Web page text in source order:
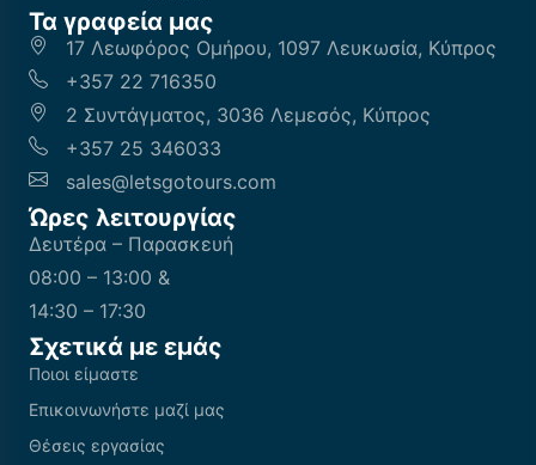
Τα γραφεία μας
17 Λεωφόρος Ομήρου, 1097 Λευκωσία, Κύπρος
+357 22 716350
2 Συντάγματος, 3036 Λεμεσός, Κύπρος
+357 25 346033
sales@letsgotours.com
Ώρες λειτουργίας
Δευτέρα – Παρασκευή
08:00 – 13:00 &
14:30 – 17:30
Σχετικά με εμάς
Ποιοι είμαστε
Επικοινωνήστε μαζί μας
Θέσεις εργασίας